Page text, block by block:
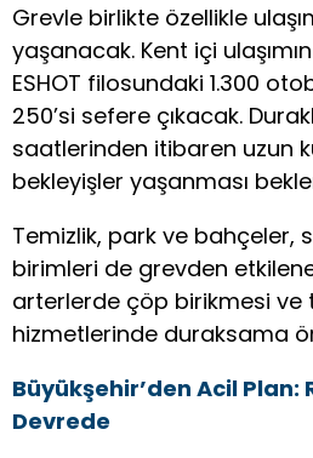
Grevle birlikte özellikle
yaşanacak. Kent içi
ESHOT filosundaki 1.300
250’si sefere çıkacak.
saatlerinden itibaren uzun
bekleyişler yaşanması
Temizlik, park ve bahçeler,
birimleri de grevden
arterlerde çöp birikmesi ve
hizmetlerinde duraksama
Büyükşehir’den Acil Plan:
Devrede